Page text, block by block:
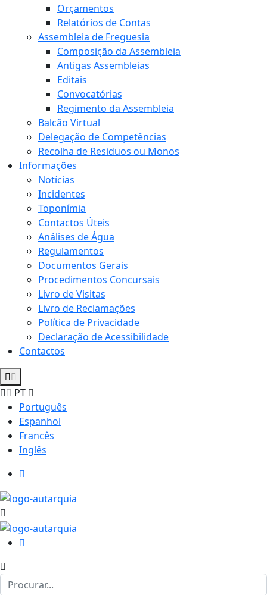
Orçamentos
Relatórios de Contas
Assembleia de Freguesia
Composição da Assembleia
Antigas Assembleias
Editais
Convocatórias
Regimento da Assembleia
Balcão Virtual
Delegação de Competências
Recolha de Residuos ou Monos
Informações
Notícias
Incidentes
Toponímia
Contactos Úteis
Análises de Água
Regulamentos
Documentos Gerais
Procedimentos Concursais
Livro de Visitas
Livro de Reclamações
Política de Privacidade
Declaração de Acessibilidade
Contactos
PT
Português
Espanhol
Francês
Inglês